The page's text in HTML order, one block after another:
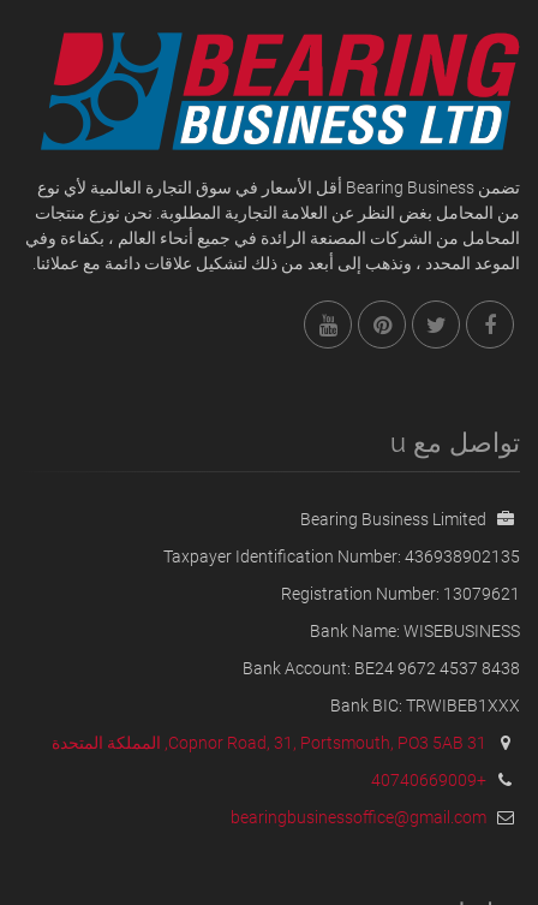
تضمن Bearing Business أقل الأسعار في سوق التجارة العالمية لأي نوع
من المحامل بغض النظر عن العلامة التجارية المطلوبة. نحن نوزع منتجات
المحامل من الشركات المصنعة الرائدة في جميع أنحاء العالم ، بكفاءة وفي
الموعد المحدد ، ونذهب إلى أبعد من ذلك لتشكيل علاقات دائمة مع عملائنا.
تواصل مع u
Taxpayer Identification Number: 436938902135
Registration Number: 13079621
Bank Name: WISEBUSINESS
Bank Account: BE24 9672 4537 8438
Bank BIC: TRWIBEB1XXX
31 Copnor Road, 31, Portsmouth, PO3 5AB, المملكة المتحدة
+40740669009
bearingbusinessoffice@gmail.com